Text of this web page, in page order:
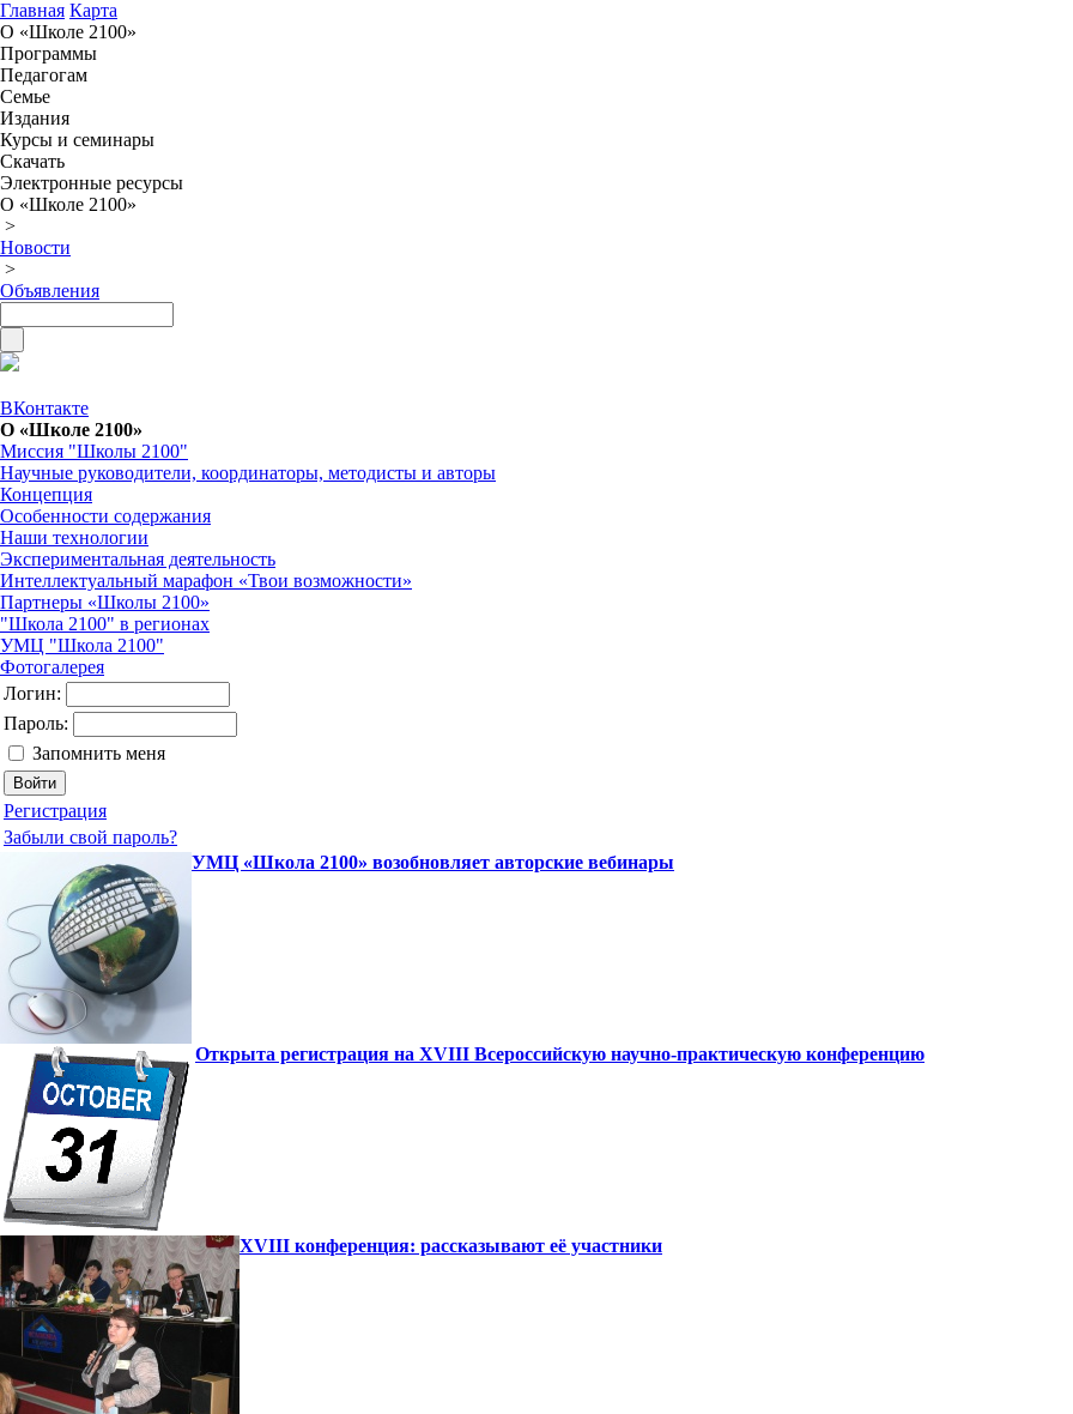
Главная Карта
О «Школе 2100»
Программы
Педагогам
Семье
Издания
Курсы и семинары
Скачать
Электронные ресурсы
О «Школе 2100»
>
Новости
>
Объявления
ВКонтакте
О «Школе 2100»
Миссия "Школы 2100"
Научные руководители, координаторы, методисты и авторы
Концепция
Особенности содержания
Наши технологии
Экспериментальная деятельность
Интеллектуальный марафон «Твои возможности»
Партнеры «Школы 2100»
"Школа 2100" в регионах
УМЦ "Школа 2100"
Фотогалерея
Логин:
Пароль:
Запомнить меня
Регистрация
Забыли свой пароль?
УМЦ «Школа 2100» возобновляет авторские вебинары
Открыта регистрация на XVIII Всероссийскую научно-практическую конференцию
XVIII конференция: рассказывают её участники